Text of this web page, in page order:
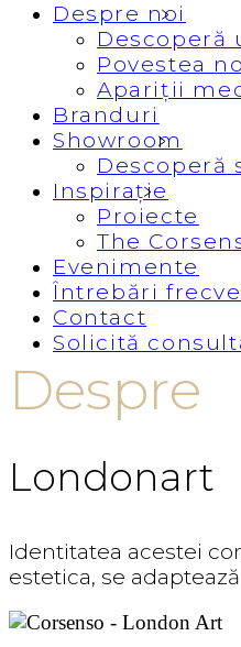
Despre noi
Descoperă
Povestea
Apariții
Branduri
Showroom
Descoperă
Inspirație
Proiecte
The
Evenimente
Întrebări
Contact
Solicită
Despre
Londonart
Identitatea acestei
estetica, se